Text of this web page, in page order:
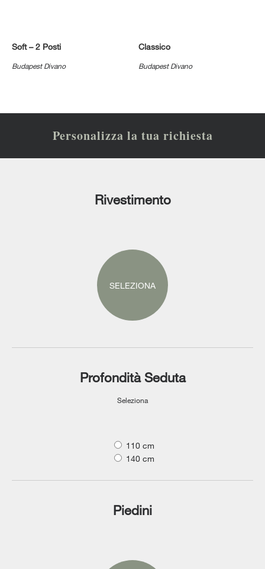
Soft – 2 Posti
Budapest Divano
Classico
Budapest Divano
Personalizza la tua richiesta
Rivestimento
SELEZIONA
Profondità Seduta
Seleziona
110 cm
140 cm
Piedini